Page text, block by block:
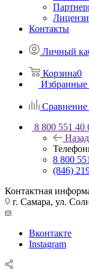
Контакты
Личный
Корзина0
Избранные
Сравнение
8 800 551 40
Назад
8 800
(846)
Контактная
г. Самара, ул.
Вконтакте
Instagram